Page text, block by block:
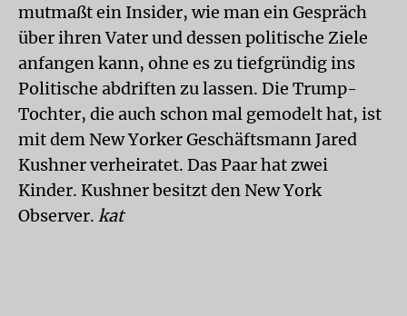
mutmaßt ein Insider, wie man ein Gespräch
über ihren Vater und dessen politische Ziele
anfangen kann, ohne es zu tiefgründig ins
Politische abdriften zu lassen. Die Trump-
Tochter, die auch schon mal gemodelt hat, ist
mit dem New Yorker Geschäftsmann Jared
Kushner verheiratet. Das Paar hat zwei
Kinder. Kushner besitzt den New York
Observer. kat